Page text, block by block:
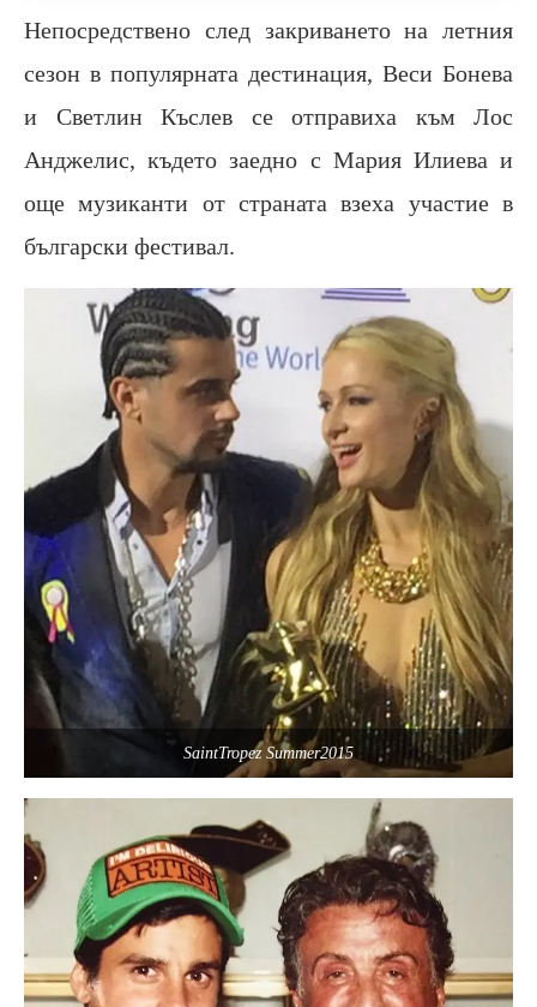
Непосредствено след закриването на летния
сезон в популярната дестинация, Веси Бонева
и Светлин Къслев се отправиха към Лос
Анджелис, където заедно с Мария Илиева и
още музиканти от страната взеха участие в
български фестивал.
SaintTropez Summer2015